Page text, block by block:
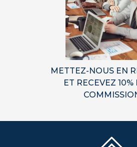
METTEZ-NOUS EN
ET RECEVEZ 10%